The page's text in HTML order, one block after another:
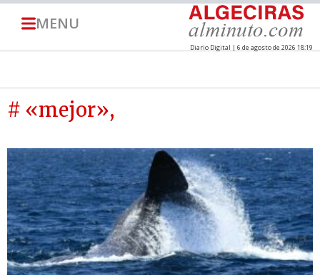
MENU
Diario Digital | 6 de agosto de 2026 18:19
# «mejor»,